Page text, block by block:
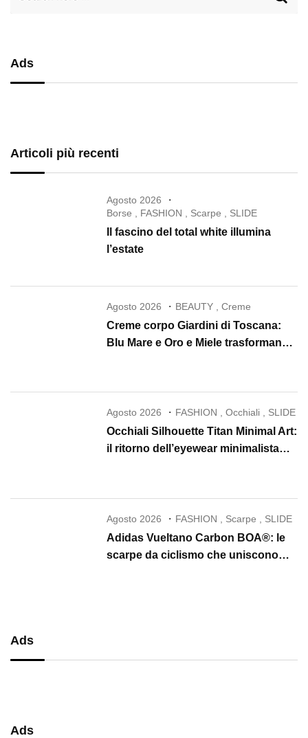
Ads
Articoli più recenti
Agosto 2026
Borse
FASHION Scarpe SLIDE
Il fascino del total white illumina
l’estate
Agosto 2026 BEAUTY ,Creme
Creme corpo Giardini di Toscana:
Blu Mare e Oro e Miele trasformano
Agosto 2026 FASHION ,Occhiali , SLIDE
Occhiali Silhouette Titan Minimal Art:
il ritorno dell’eyewear minimalista
Agosto 2026 FASHION Scarpe SLIDE
Adidas Vueltano Carbon BOA®: le
scarpe da ciclismo che uniscono
Ads
Ads